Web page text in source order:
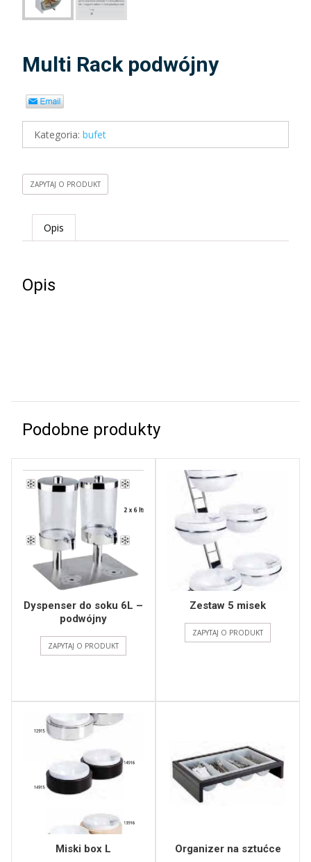
Multi Rack podwójny
Kategoria: bufet
ZAPYTAJ O PRODUKT
Opis
Opis
Podobne produkty
Dyspenser do soku 6L –
podwójny
ZAPYTAJ O PRODUKT
Zestaw 5 misek
ZAPYTAJ O PRODUKT
Miski box L Organizer na sztućce